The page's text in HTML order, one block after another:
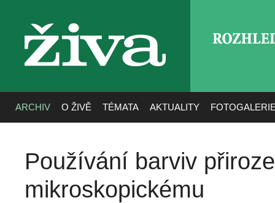
živa
ARCHIV O ŽIVĚ TÉMATA AKTUALITY
Používání barviv
mikroskopickému